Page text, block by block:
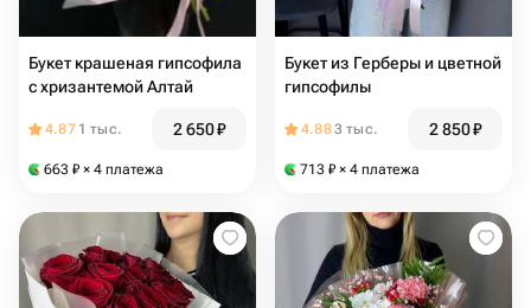
Букет крашеная гипсофила
с хризантемой Алтай
4.87 1 тыс. 2 650₽
663 ₽ × 4 платежа
Букет из Герберы и цветной
гипсофилы
4.883 тыс. 2 850₽
713 ₽ × 4 платежа